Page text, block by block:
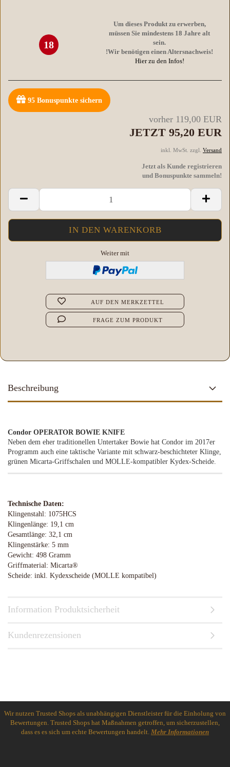
18
Um dieses Produkt zu erwerben,
müssen Sie mindestens 18 Jahre alt
sein.
!Wir benötigen einen Altersnachweis!
Hier zu den Infos!
95 Bonuspunkte sichern
vorher 119,00 EUR
JETZT 95,20 EUR
inkl. MwSt. zzgl. Versand
Jetzt als Kunde registrieren
und Bonuspunkte sammeln!
Weiter mit
AUF DEN MERKZETTEL
FRAGE ZUM PRODUKT
Beschreibung
Condor OPERATOR BOWIE KNIFE
Neben dem eher traditionellen Untertaker Bowie hat Condor im 2017er
Programm auch eine taktische Variante mit schwarz-beschichteter Klinge,
grünen Micarta-Griffschalen und MOLLE-kompatibler Kydex-Scheide.
Technische Daten:
Klingenstahl: 1075HCS
Klingenlänge: 19,1 cm
Gesamtlänge: 32,1 cm
Klingenstärke: 5 mm
Gewicht: 498 Gramm
Griffmaterial: Micarta®
Scheide: inkl. Kydexscheide (MOLLE kompatibel)
Information Produktsicherheit
Kundenrezensionen
Wir nutzen Trusted Shops als unabhängigen Dienstleister für die Einholung von
Bewertungen. Trusted Shops hat Maßnahmen getroffen, um sicherzustellen,
dass es es sich um echte Bewertungen handelt. Mehr Informationen